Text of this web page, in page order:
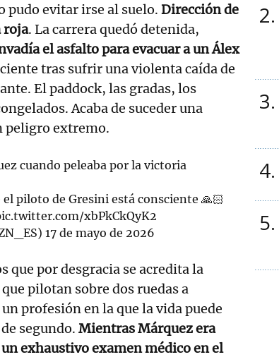
pudo evitar irse al suelo. Dirección de
roja. La carrera quedó detenida,
el asfalto para evacuar a un Álex
tras sufrir una violenta caída de
El paddock, las gradas, los
Acaba de suceder una
peligro extremo.
cuando peleaba por la victoria
piloto de Gresini está consciente 🙏🏻
xbPkCkQyK2
17 de mayo de 2026
que por desgracia se acredita la
pilotan sobre dos ruedas a
profesión en la que la vida puede
segundo. Mientras Márquez era
exhaustivo examen médico en el
2
3
4
5